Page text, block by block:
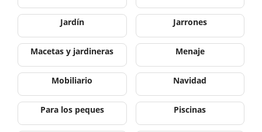
Jardín Jarrones
Macetas y jardineras Menaje
Mobiliario Navidad
Para los peques Piscinas